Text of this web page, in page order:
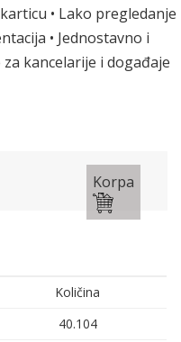
• Lako pregledanje
• Jednostavno i
kancelarije i događaje
Korpa
Količina
40.104